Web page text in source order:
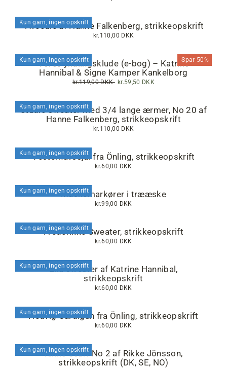
Kun garn, ingen opskrift
Tweedie af Hanne Falkenberg, strikkeopskrift
kr.110,00 DKK
Kun garn, ingen opskrift Spar 50%
Vores yndlingsklude (e-bog) – Katrine
Hannibal & Signe Kamper Kankelborg
Normalpris
kr.119,00 DKK Tilbudspris
kr.59,50 DKK
Kun garn, ingen opskrift
Studio sweater med 3/4 lange ærmer, No 20 af
Hanne Falkenberg, strikkeopskrift
kr.110,00 DKK
Kun garn, ingen opskrift
Vesterhavssjal fra Önling, strikkeopskrift
kr.60,00 DKK
Kun garn, ingen opskriftMaskemarkører i trææske
kr.99,00 DKK
Kun garn, ingen opskrift
Frederikke Sweater, strikkeopskrift
kr.60,00 DKK
Kun garn, ingen opskrift
Ella sweater af Katrine Hannibal,
strikkeopskrift
kr.60,00 DKK
Kun garn, ingen opskrift
Hedvig Cardigan fra Önling, strikkeopskrift
kr.60,00 DKK
Kun garn, ingen opskrift
Rikke Scarf No 2 af Rikke Jönsson,
strikkeopskrift (DK, SE, NO)